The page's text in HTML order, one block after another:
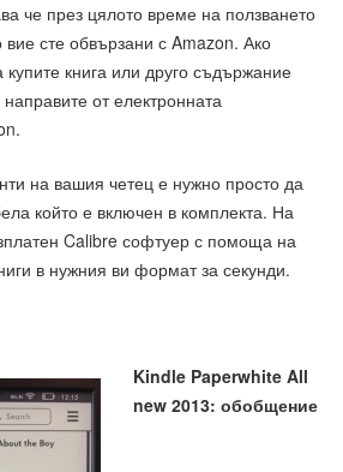
че през цялото време на ползването
вие сте обвързани с Amazon. Ако
книга или друго съдържание
от електронната
на вашия четец е нужно просто да
който е включен в комплекта. На
Calibre софтуер с помоща на
в нужния ви формат за секунди.
Kindle Paperwhite All
new 2013: обобщение